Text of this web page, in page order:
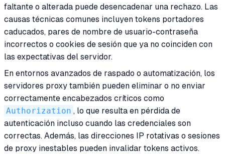
faltante o alterada puede desencadenar una rechazo. Las
causas técnicas comunes incluyen tokens portadores
caducados, pares de nombre de usuario-contraseña
incorrectos o cookies de sesión que ya no coinciden con
las expectativas del servidor.
En entornos avanzados de raspado o automatización, los
servidores proxy también pueden eliminar o no enviar
correctamente encabezados críticos como
Authorization , lo que resulta en pérdida de
autenticación incluso cuando las credenciales son
correctas. Además, las direcciones IP rotativas o sesiones
de proxy inestables pueden invalidar tokens activos.